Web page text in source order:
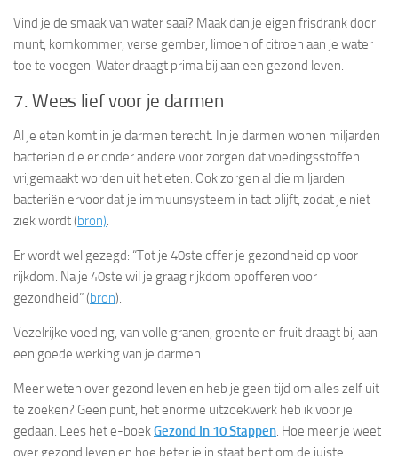
Vind je de smaak van water saai? Maak dan je eigen frisdrank door
munt, komkommer, verse gember, limoen of citroen aan je water
toe te voegen. Water draagt prima bij aan een gezond leven.
7. Wees lief voor je darmen
Al je eten komt in je darmen terecht. In je darmen wonen miljarden
bacteriën die er onder andere voor zorgen dat voedingsstoffen
vrijgemaakt worden uit het eten. Ook zorgen al die miljarden
bacteriën ervoor dat je immuunsysteem in tact blijft, zodat je niet
ziek wordt (bron).
Er wordt wel gezegd: “Tot je 40ste offer je gezondheid op voor
rijkdom. Na je 40ste wil je graag rijkdom opofferen voor
gezondheid” (bron).
Vezelrijke voeding, van volle granen, groente en fruit draagt bij aan
een goede werking van je darmen.
Meer weten over gezond leven en heb je geen tijd om alles zelf uit
te zoeken? Geen punt, het enorme uitzoekwerk heb ik voor je
gedaan. Lees het e-boekGezond In 10 Stappen. Hoe meer je weet
over gezond leven en hoe beter je in staat bent om de juiste